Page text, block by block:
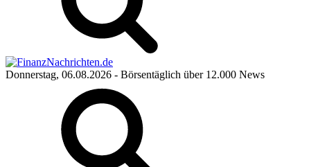
Donnerstag, 06.08.2026 - Börsentäglich über 12.000 News